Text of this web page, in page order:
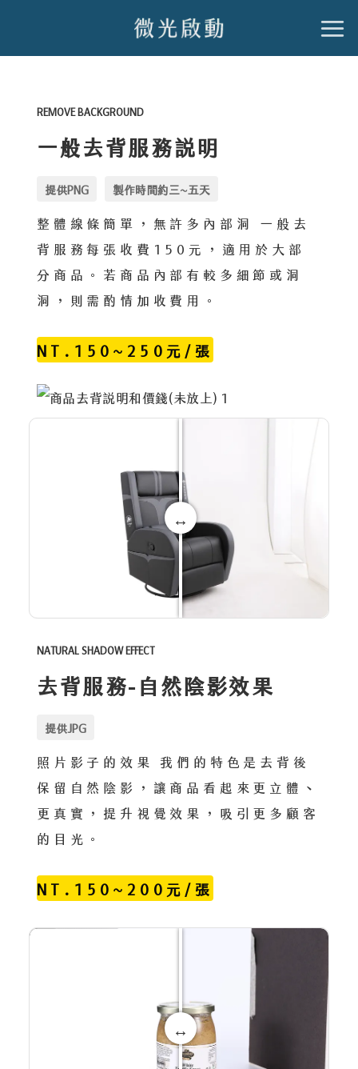
REMOVE BACKGROUND
一般去背服務說明
提供PNG 製作時間約三~五天
整體線條簡單，無許多內部洞 一般去
背服務每張收費150元，適用於大部
分商品。若商品內部有較多細節或洞
洞，則需酌情加收費用。
NT.150~250元/張
NATURAL SHADOW EFFECT
去背服務-自然陰影效果
提供JPG
照片影子的效果 我們的特色是去背後
保留自然陰影，讓商品看起來更立體、
更真實，提升視覺效果，吸引更多顧客
的目光。
NT.150~200元/張